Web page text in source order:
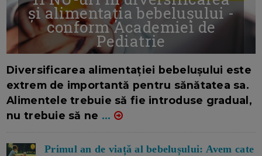
și alimentația bebelușului -
conform Academiei de
Pediatrie
Diversificarea alimentației bebelușului este
extrem de importantă pentru sănătatea sa.
Alimentele trebuie să fie introduse gradual,
nu trebuie să ne ...
Primul an de viață al bebelușului: Avem cate